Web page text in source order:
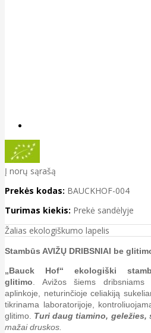
Į norų sąrašą
Prekės kodas: BAUCKHOF-004
Turimas kiekis: Prekė sandėlyje
Žalias ekologiškumo lapelis
Stambūs AVIŽŲ DRIBSNIAI be
„Bauck Hof“ ekologiški
glitimo . Avižos šiems dribsniams
aplinkoje, neturinčioje celiakiją
tikrinama laboratorijoje,
glitimo. Turi daug tiamino,
mažai druskos.